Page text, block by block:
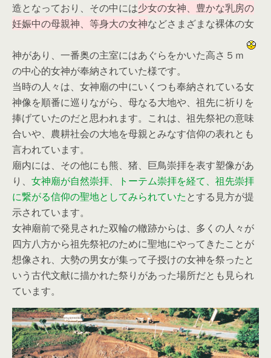
造となっており、その中には少女の女神、豊かな乳房の
妊娠中の母親神、等身大の女神などさまざまな裸体の女
神があり、一番奥の主室にはあぐらをかいた高さ５ｍ
の中心的女神が奉納されていた様です。
当時の人々は、女神廟の中にいくつも奉納されている女
神像を順番に巡りながら、母なる大地や、祖先に祈りを
捧げていたのだと思われます。これは、祖先祭祀の意味
合いや、農耕社会の大地を母親とみなす信仰の表れとも
言われています。
廟内には、その他にも熊、猪、巨鳥崇拝を表す塑像があ
り、 女神廟が自然崇拝、トーテム崇拝を経て、祖先崇拝
に繋がる信仰の聖地としてみられていたとする見方が提
示されています。
女神廟前で発見された双輪の轍跡からは、多くの人々が
四方八方から祖先祭祀のために聖地にやってきたことが
想像され、大勢の男女が集って子授けの女神を祭ったと
いう古代文献に描かれた祭りがあった場所だとも見られ
ています。